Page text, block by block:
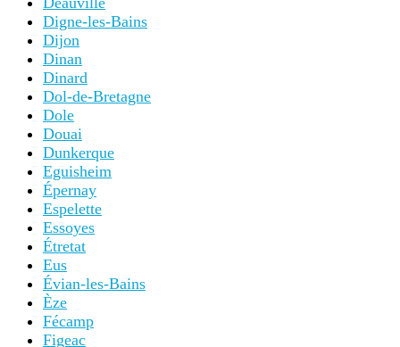
Digne-les-Bains
Dijon
Dinan
Dinard
Dol-de-Bretagne
Dole
Douai
Dunkerque
Eguisheim
Épernay
Espelette
Essoyes
Étretat
Eus
Évian-les-Bains
Èze
Fécamp
Figeac